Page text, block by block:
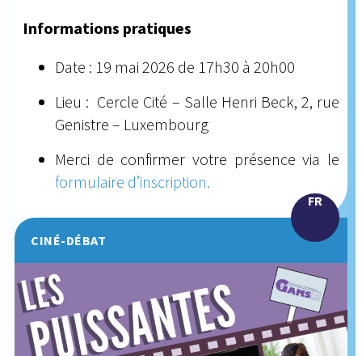
Informations pratiques
Date : 19 mai 2026 de 17h30 à 20h00
Lieu : Cercle Cité – Salle Henri Beck, 2, rue
Genistre – Luxembourg
Merci de confirmer votre présence via le
formulaire d’inscription.
CINÉ-DÉBAT
FR